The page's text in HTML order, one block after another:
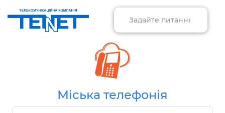
Міська телефонія